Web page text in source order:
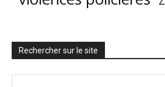
Rechercher sur le site